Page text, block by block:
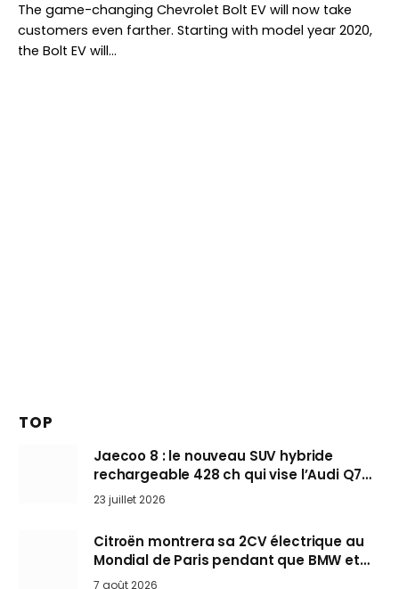
The game-changing Chevrolet Bolt EV will now take
customers even farther. Starting with model year 2020,
the Bolt EV will…
TOP
Jaecoo 8 : le nouveau SUV hybride
rechargeable 428 ch qui vise l’Audi Q7
arrive en Europe cet automne
23 juillet 2026
Citroën montrera sa 2CV électrique au
Mondial de Paris pendant que BMW et
Mini désertent le salon
7 août 2026